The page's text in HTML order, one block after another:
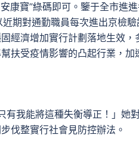
康寶”綠碼即可。鑒于全市進
期對通勤職員每次進出京檢
經濟增加實行計劃落地生效
扶受疫情影響的凸起行業，
我能將這種失衡導正！」她
伐整實行社會見防控辦法。